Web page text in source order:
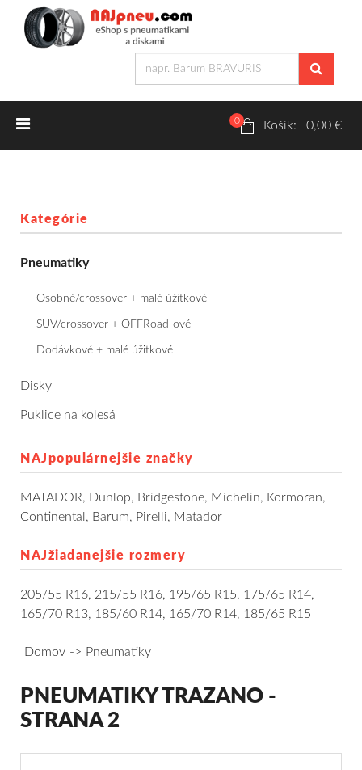
Letné pneumatiky
Dodávkové + malé úžitkové
Osobné/crossover + malé úžitkové
SUV/crossover + OFFRoad-ové
Dodávkové + malé úžitkové
Osobné/crossover + malé úžitkové
SUV/crossover + OFFRoad-ové
Plechové
Puklice na kolesá Kontakt Blog
0 Košík: 0,00 €
Kategórie
Pneumatiky
Osobné/crossover + malé úžitkové
SUV/crossover + OFFRoad-ové
Dodávkové + malé úžitkové
Disky
Puklice na kolesá
NAJpopulárnejšie značky
MATADOR, Dunlop, Bridgestone, Michelin, Kormoran,
Continental , Barum, Pirelli, Matador
NAJžiadanejšie rozmery
205/55 R16, 215/55 R16, 195/65 R15, 175/65 R14,
165/70 R13, 185/60 R14, 165/70 R14, 185/65 R15
Domov Pneumatiky
PNEUMATIKY TRAZANO -
STRANA 2